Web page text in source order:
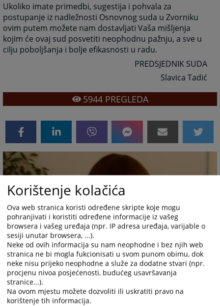
Ukoliko imate primedbi, sugestija i pohvala za
postupanje iz nadležnosti Osnovnog suda u Zvorniku
ovim putem možete nam dostavljati Vaša mišljenja
kojim će ovaj sud posvetiti neophodnu pažnju, a sve u
cilju poboljšanja i bolje efikasnosti u radu.
PREDSJEDNIK SUDA
Slavica Tadić
5944PREGLEDA
Korištenje kolačića
Ova web stranica koristi određene skripte koje mogu
pohranjivati i koristiti određene informacije iz vašeg
browsera i vašeg uređaja (npr. IP adresa uređaja, varijable o
sesiji unutar browsera, ...).
Neke od ovih informacija su nam neophodne i bez njih web
stranica ne bi mogla fukcionisati u svom punom obimu, dok
neke nisu prijeko neophodne a služe za dodatne stvari (npr.
procjenu nivoa posjećenosti, budućeg usavršavanja
stranice...).
Na ovom mjestu možete dozvoliti ili uskratiti pravo na
korištenje tih informacija.